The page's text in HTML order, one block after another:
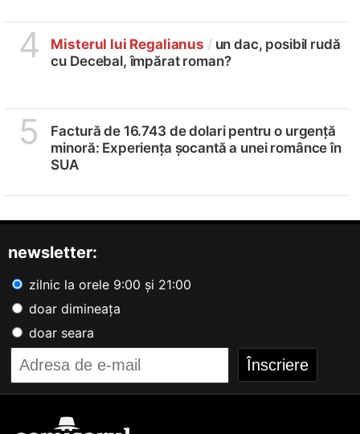
4 Misterul lui Regalianus /un dac, posibil rudă
cu Decebal, împărat roman?
5
Factură de 16.743 de dolari pentru o urgență
minoră: Experiența șocantă a unei românce în
SUA
newsletter:
zilnic la orele 9:00 și 21:00
doar dimineața
doar seara